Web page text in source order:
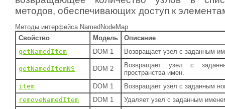
методов, обеспечивающих доступ к
Методы интерфейса NamedNodeMap
Свойство
Модель
Описание
getNamedItem
DOM 1 Возвращает узел с заданным
getNamedItemNS DOM 2
Возвращает узел с
пространства имен.
item
DOM 1
Возвращает узел с заданным
removeNamedItem
DOM 1 Удаляет узел с заданным